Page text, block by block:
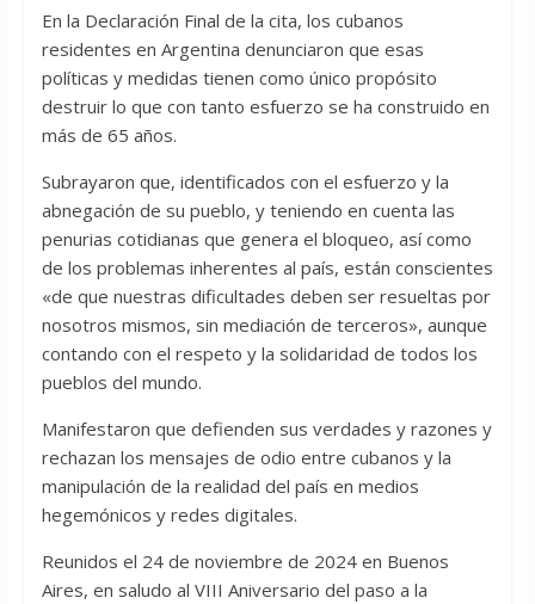
En la Declaración Final de la cita, los cubanos
residentes en Argentina denunciaron que esas
políticas y medidas tienen como único propósito
destruir lo que con tanto esfuerzo se ha construido en
más de 65 años.
Subrayaron que, identificados con el esfuerzo y la
abnegación de su pueblo, y teniendo en cuenta las
penurias cotidianas que genera el bloqueo, así como
de los problemas inherentes al país, están conscientes
«de que nuestras dificultades deben ser resueltas por
nosotros mismos, sin mediación de terceros», aunque
contando con el respeto y la solidaridad de todos los
pueblos del mundo.
Manifestaron que defienden sus verdades y razones y
rechazan los mensajes de odio entre cubanos y la
manipulación de la realidad del país en medios
hegemónicos y redes digitales.
Reunidos el 24 de noviembre de 2024 en Buenos
Aires, en saludo al VIII Aniversario del paso a la